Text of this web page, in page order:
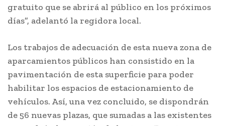
gratuito que se abrirá al público en los próximos
días”, adelantó la regidora local.
Los trabajos de adecuación de esta nueva zona de
aparcamientos públicos han consistido en la
pavimentación de esta superficie para poder
habilitar los espacios de estacionamiento de
vehículos. Así, una vez concluido, se dispondrán
de 56 nuevas plazas, que sumadas a las existentes